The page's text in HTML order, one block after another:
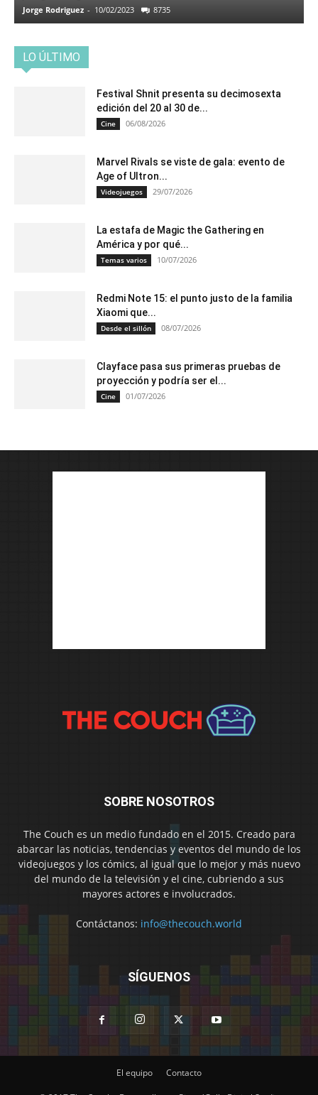
Jorge Rodriguez - 10/02/2023 8735
LO ÚLTIMO
Festival Shnit presenta su decimosexta
edición del 20 al 30 de...
Cine 06/08/2026
Marvel Rivals se viste de gala: evento de
Age of Ultron...
Videojuegos 29/07/2026
La estafa de Magic the Gathering en
América y por qué...
Temas varios 10/07/2026
Redmi Note 15: el punto justo de la familia
Xiaomi que...
Desde el sillón 08/07/2026
Clayface pasa sus primeras pruebas de
proyección y podría ser el...
Cine 01/07/2026
SOBRE NOSOTROS
The Couch es un medio fundado en el 2015. Creado para
abarcar las noticias, tendencias y eventos del mundo de los
videojuegos y los cómics, al igual que lo mejor y más nuevo
del mundo de la televisión y el cine, cubriendo a sus
mayores actores e involucrados.
Contáctanos: info@thecouch.world
SÍGUENOS
El equipo Contacto